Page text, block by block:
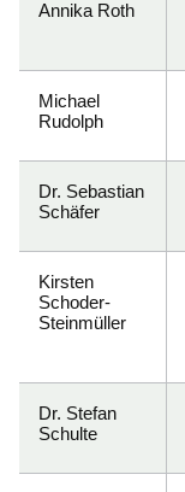
Annika Roth
Michael
Rudolph
Dr. Sebastian
Schäfer
Kirsten
Schoder-
Steinmüller
Dr. Stefan
Schulte